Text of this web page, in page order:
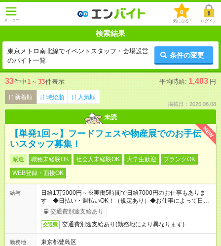
メニュー
0
気になる！ ログイン
検索結果
東京メトロ南北線でイベントスタッフ・会場設営
のバイト一覧
条件の変更
33件中1 ～ 33件表示 平均時給: 1,403 円
新着順 時給順 人気順
掲載日：2026.08.08
未読
NEW
【単発1回～】フードフェスや物産展でのお手伝
いスタッフ募集！
派遣 職種未経験OK 社会人未経験OK 大学生歓迎
ブランクOK
WEB登録・面接OK
給与
日給1万5000円～※実働5時間で日給7000円のお仕事もありま
す ◆日払い・週払いOK！（規定あり）◆お仕事によって日給も
異なります
交通費別途支給あり
交通費 交通費別途支給あり(勤務地により異なります)
勤務地
東京都豊島区